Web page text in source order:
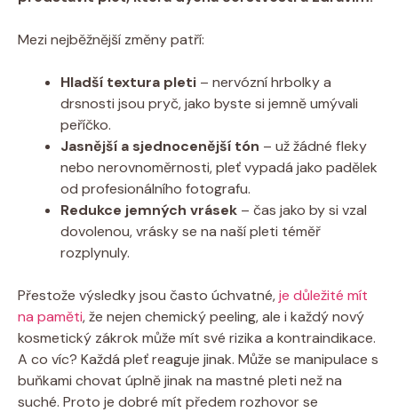
Mezi nejběžnější změny patří:
Hladší textura pleti – nervózní hrbolky a
drsnosti jsou pryč, jako byste si jemně umývali
peříčko.
Jasnější a sjednocenější tón – už žádné fleky
nebo nerovnoměrnosti, pleť vypadá jako padělek
od profesionálního fotografu.
Redukce jemných vrásek – čas jako by si vzal
dovolenou, vrásky se na naší pleti téměř
rozplynuly.
Přestože výsledky jsou často úchvatné,je důležité mít
na paměti, že nejen chemický peeling, ale i každý nový
kosmetický zákrok může mít své rizika a kontraindikace.
A co víc? Každá pleť reaguje jinak. Může se manipulace s
buňkami chovat úplně jinak na mastné pleti než na
suché. Proto je dobré mít předem rozhovor se